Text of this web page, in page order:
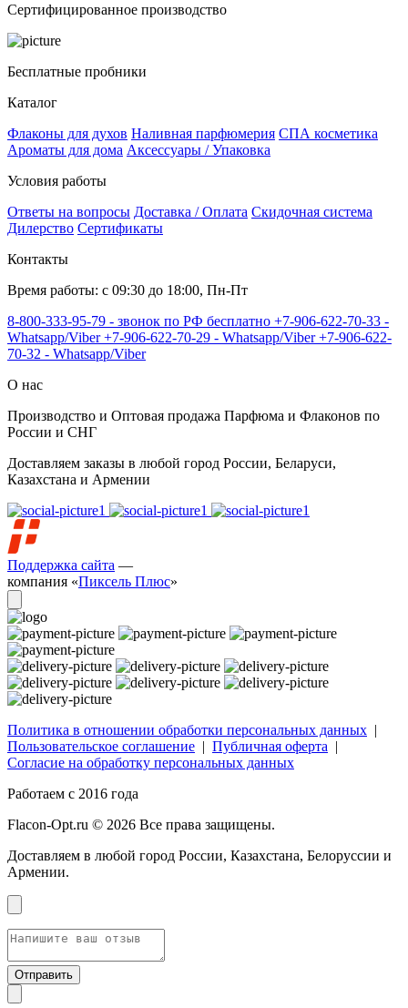
Сертифицированное производство
Бесплатные пробники
Каталог
Флаконы для духов Наливная парфюмерия СПА косметика
Ароматы для дома Аксессуары / Упаковка
Условия работы
Ответы на вопросы Доставка / Оплата Скидочная система
Дилерство Сертификаты
Контакты
Время работы: с 09:30 до 18:00, Пн-Пт
8-800-333-95-79 - звонок по РФ бесплатно +7-906-622-70-33 -
Whatsapp/Viber+7-906-622-70-29 - Whatsapp/Viber+7-906-622-
70-32 - Whatsapp/Viber
О нас
Производство и Оптовая продажа Парфюма и Флаконов по
России и СНГ
Доставляем заказы в любой город России, Беларуси,
Казахстана и Армении
Поддержка сайта —
компания «Пиксель Плюс»
Политика в отношении обработки персональных данных |
Пользовательское соглашение | Публичная оферта |
Согласие на обработку персональных данных
Работаем с 2016 года
Flacon-Opt.ru © 2026 Все права защищены.
Доставляем в любой город России, Казахстана, Белоруссии и
Армении.